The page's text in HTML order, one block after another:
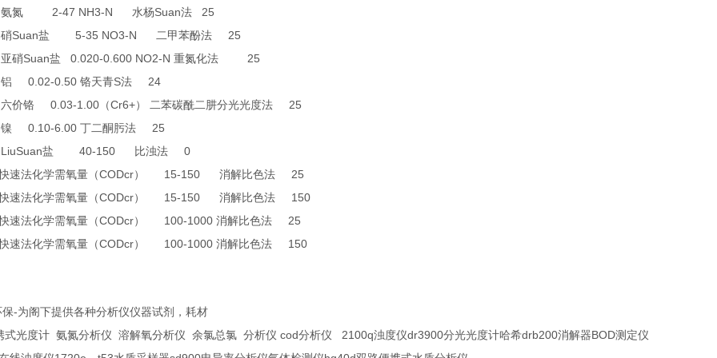
氨氮 2-47 NH3-N 水杨Suan法 25
硝Suan盐 5-35 NO3-N 二甲苯酚法 25
亚硝Suan盐 0.020-0.600 NO2-N 重氮化法 25
铝 0.02-0.50 铬天青S法 24
六价铬 0.03-1.00 （Cr6+） 二苯碳酰二肼分光光度法 25
镍 0.10-6.00 丁二酮肟法 25
盐 40-150 比浊法 0
速法化学需氧量（CODcr） 15-150 消解比色法 25
速法化学需氧量（CODcr） 15-150 消解比色法 150
速法化学需氧量（CODcr） 100-1000 消解比色法 25
速法化学需氧量（CODcr） 100-1000 消解比色法 150
保-为阁下提供各种分析仪仪器试剂，耗材
式光度计 氨氮分析仪 溶解氧分析仪 余氯总氯 分析仪 cod分析仪 2100q浊度仪dr3900分光光度计哈希drb200消解器BOD测定仪